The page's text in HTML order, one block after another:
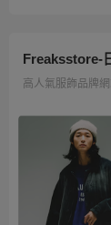
Freaksstore-
高人氣服飾品牌